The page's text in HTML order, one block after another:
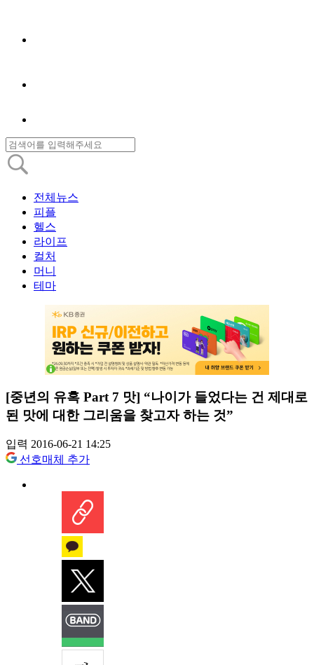
전체뉴스
피플
헬스
라이프
컬처
머니
테마
[중년의 유혹 Part 7 맛] “나이가 들었다는 건 제대로
된 맛에 대한 그리움을 찾고자 하는 것”
입력 2016-06-21 14:25
선호매체 추가